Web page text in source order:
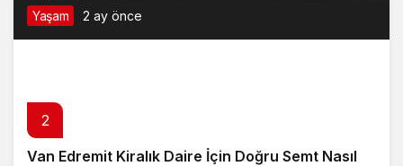
Yaşam 2 ay önce
2
Van Edremit Kiralık Daire İçin Doğru Semt Nasıl